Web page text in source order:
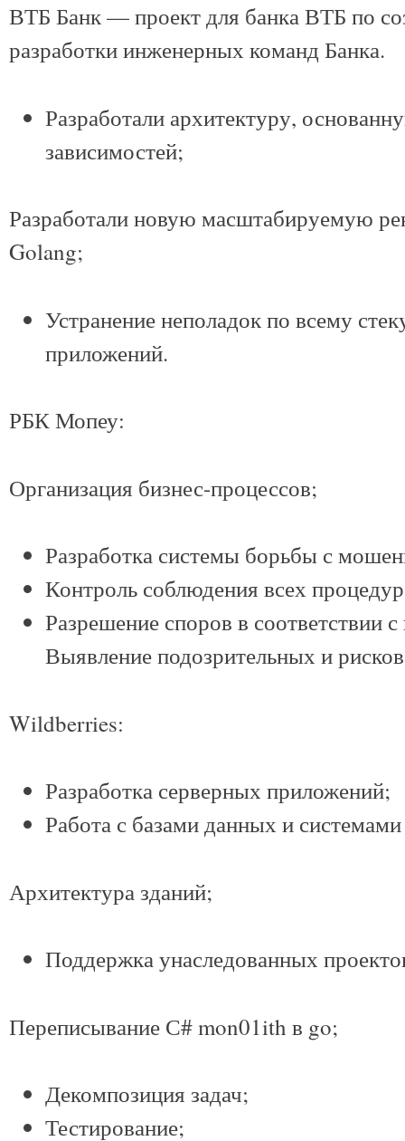
ВТБ Банк — проект для банка ВТБ по
разработки инженерных команд Банка.
Разработали архитектуру,
зависимостей;
Разработали новую масштабируемую
Golang;
Устранение неполадок по всему
приложений.
РБК Мопеу:
Организация бизнес-процессов;
Разработка системы борьбы с
Контроль соблюдения всех
Разрешение споров в соответствии
Выявление подозрительных и
Wildberries:
Разработка серверных приложений;
Работа с базами данных и
Архитектура зданий;
Поддержка унаследованных
Переписывание С# mon01ith в go;
Декомпозиция задач;
Тестирование;